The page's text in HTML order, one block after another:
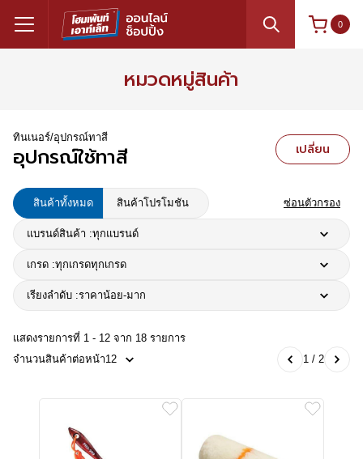
0
หมวดหมู่สินค้า
ทินเนอร์/อุปกรณ์ทาสี
อุปกรณ์ใช้ทาสี เปลี่ยน
สินค้าทั้งหมด สินค้าโปรโมชัน ซ่อนตัวกรอง
แบรนด์สินค้า :ทุกแบรนด์
เกรด :ทุกเกรดทุกเกรด
เรียงลำดับ :ราคาน้อย-มาก
แสดงรายการที่ 1 - 12 จาก 18 รายการ
จำนวนสินค้าต่อหน้า12 1 / 2